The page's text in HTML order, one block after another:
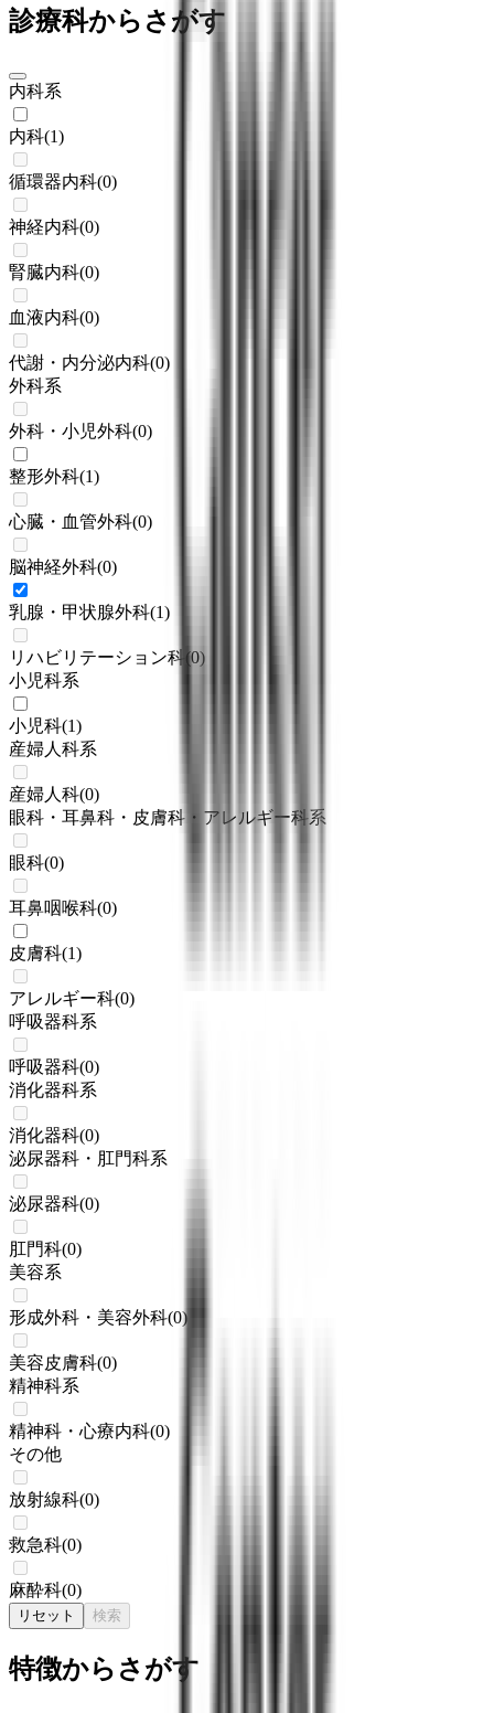
診療科からさがす
内科系
内科(1)
循環器内科(0)
神経内科(0)
腎臓内科(0)
血液内科(0)
代謝・内分泌内科(0)
外科系
外科・小児外科(0)
整形外科(1)
心臓・血管外科(0)
脳神経外科(0)
乳腺・甲状腺外科(1)
リハビリテーション科 (0)
小児科系
小児科(1)
産婦人科系
産婦人科(0)
眼科・耳鼻科・皮膚科・アレルギー科系
眼科(0)
耳鼻咽喉科(0)
皮膚科(1)
アレルギー科(0)
呼吸器科系
呼吸器科(0)
消化器科系
消化器科(0)
泌尿器科・肛門科系
泌尿器科(0)
肛門科(0)
美容系
形成外科・美容外科(0)
美容皮膚科(0)
精神科系
精神科・心療内科(0)
その他
放射線科(0)
救急科(0)
麻酔科(0)
リセット 検索
特徴からさがす